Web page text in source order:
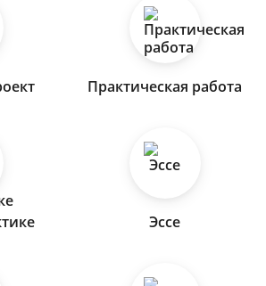
Практическая работа
Эссе